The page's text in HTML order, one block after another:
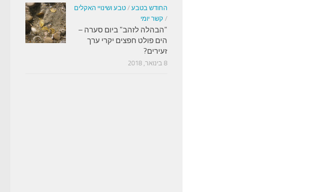
החודש בטבע / טבע ושינויי האקלים
/ קשר יומי
"הבהלה לזהב" ביום סערה –
הים פולט חפצים יקרי ערך
זעירים?
8 בינואר, 2018